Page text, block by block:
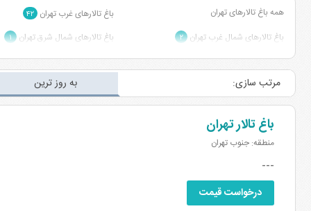
همه باغ تالارهای تهران باغ تالارهای غرب تهران ۴۲
باغ تالارهای شمال غرب تهران ۲ باغ تالارهای شمال شرق تهران ۱
باغ تالارهای مرکز تهران ۱ باغ تالارهای گرمدره تهران ۲
مرتب سازی: به روز ترین
باغ تالار تهران
منطقه: جنوب تهران
---
درخواست قیمت